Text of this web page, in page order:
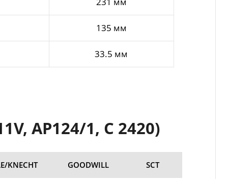
135 мм
33.5 мм
AP124/1, C 2420)
KNECHT GOODWILL SCT